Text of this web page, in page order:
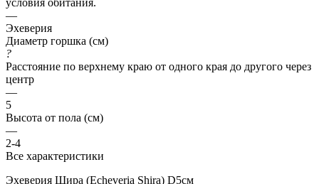
—
Эхеверия
Диаметр горшка (см)
?
Расстояние по верхнему краю от одного края до другого через
центр
—
5
Высота от пола (см)
—
2-4
Все характеристики
Эхеверия Шира (Echeveria Shira) D5см